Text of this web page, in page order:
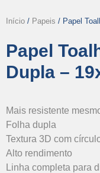
Início / Papeis / Papel
Papel
Dupla –
Mais resistente
Folha dupla
Textura 3D com
Alto rendimento
Linha completa para